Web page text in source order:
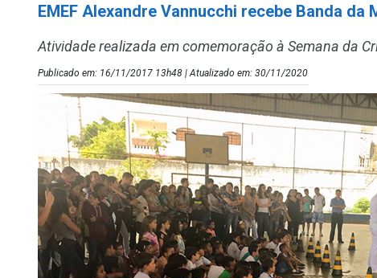
EMEF Alexandre Vannucchi recebe Banda da
Atividade realizada em comemoração à Semana da
Publicado em: 16/11/2017 13h48 | Atualizado em: 30/11/2020